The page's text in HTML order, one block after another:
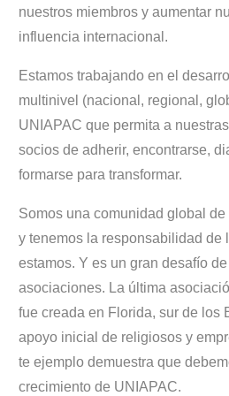
nuestros miembros y aumentar
influencia internacional.
Estamos trabajando en el
multinivel (nacional, regional,
UNIAPAC que permita a
socios de adherir, encontrarse,
formarse para transformar.
Somos una comunidad global
y tenemos la responsabilidad de
estamos. Y es un gran desafío
asociaciones. La última
fue creada en Florida, sur de los
apoyo inicial de religiosos y
te ejemplo demuestra que
crecimiento de UNIAPAC.